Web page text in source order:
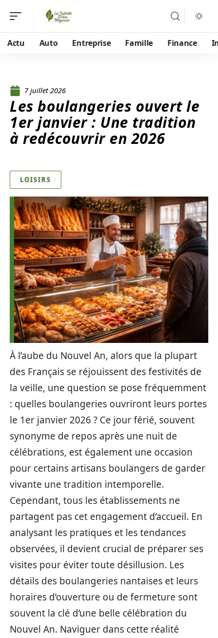
Actu Auto Entreprise Famille Finance
7 juillet 2026
Les boulangeries ouvert le
1er janvier : Une tradition
à redécouvrir en 2026
LOISIRS
À l’aube du Nouvel An, alors que la plupart
des Français se réjouissent des festivités de
la veille, une question se pose fréquemment
: quelles boulangeries ouvriront leurs portes
le 1er janvier 2026 ? Ce jour férié, souvent
synonyme de repos après une nuit de
célébrations, est également une occasion
pour certains artisans boulangers de garder
vivante une tradition intemporelle.
Cependant, tous les établissements ne
partagent pas cet engagement d’accueil. En
analysant les pratiques et les tendances
observées, il devient crucial de préparer ses
visites pour éviter toute désillusion. Les
détails des boulangeries nantaises et leurs
horaires d’ouverture ou de fermeture sont
souvent la clé d’une belle célébration du
Nouvel An. Naviguer dans cette réalité